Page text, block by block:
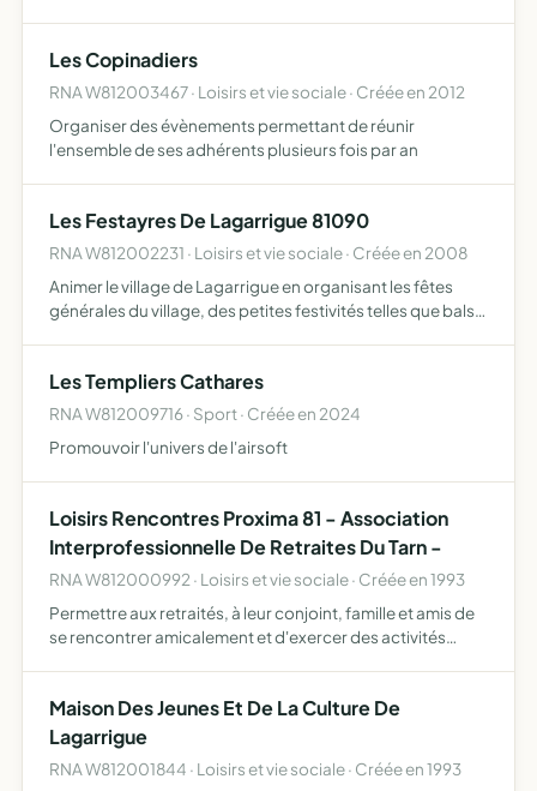
Les Copinadiers
RNA W812003467 · Loisirs et vie sociale · Créée en 2012
Organiser des évènements permettant de réunir
l'ensemble de ses adhérents plusieurs fois par an
Les Festayres De Lagarrigue 81090
RNA W812002231 · Loisirs et vie sociale · Créée en 2008
Animer le village de Lagarrigue en organisant les fêtes
générales du village, des petites festivités telles que bals
Les Templiers Cathares
RNA W812009716 · Sport · Créée en 2024
Promouvoir l'univers de l'airsoft
Loisirs Rencontres Proxima 81 - Association
Interprofessionnelle De Retraites Du Tarn -
RNA W812000992 · Loisirs et vie sociale · Créée en 1993
Permettre aux retraités, à leur conjoint, famille et amis de
se rencontrer amicalement et d'exercer des activités
Maison Des Jeunes Et De La Culture De
Lagarrigue
RNA W812001844 · Loisirs et vie sociale · Créée en 1993